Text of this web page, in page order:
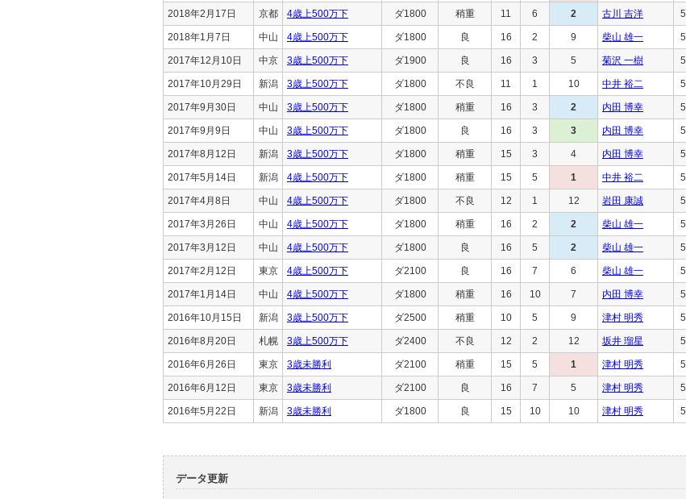
2018年2月17日 京都 4歳上500万下 ダ1800 稍重 11 6 2 古川 吉洋
2018年1月7日 中山 4歳上500万下 ダ1800 良 16 2 9 柴山 雄一
2017年12月10日 中京 3歳上500万下 ダ1900 良 16 3 5 菊沢 一樹
2017年10月29日 新潟 3歳上500万下 ダ1800 不良 11 1 10 中井 裕二
2017年9月30日 中山 3歳上500万下 ダ1800 稍重 16 3 2 内田 博幸
2017年9月9日 中山 3歳上500万下 ダ1800 良 16 3 3 内田 博幸
2017年8月12日 新潟 3歳上500万下 ダ1800 稍重 15 3 4 内田 博幸
2017年5月14日 新潟 4歳上500万下 ダ1800 稍重 15 5 1 中井 裕二
2017年4月8日 中山 4歳上500万下 ダ1800 不良 12 1 12 岩田 康誠
2017年3月26日 中山 4歳上500万下 ダ1800 稍重 16 2 2 柴山 雄一
2017年3月12日 中山 4歳上500万下 ダ1800 良 16 5 2 柴山 雄一
2017年2月12日 東京 4歳上500万下 ダ2100 良 16 7 6 柴山 雄一
2017年1月14日 中山 4歳上500万下 ダ1800 稍重 16 10 7 内田 博幸
2016年10月15日 新潟 3歳上500万下 ダ2500 稍重 10 5 9 津村 明秀
2016年8月20日 札幌 3歳上500万下 ダ2400 不良 12 2 12 坂井 瑠星
2016年6月26日 東京 3歳未勝利 ダ2100 稍重 15 5 1 津村 明秀
2016年6月12日 東京 3歳未勝利 ダ2100 良 16 7 5 津村 明秀
2016年5月22日 新潟 3歳未勝利 ダ1800 良 15 10 10 津村 明秀
データ更新